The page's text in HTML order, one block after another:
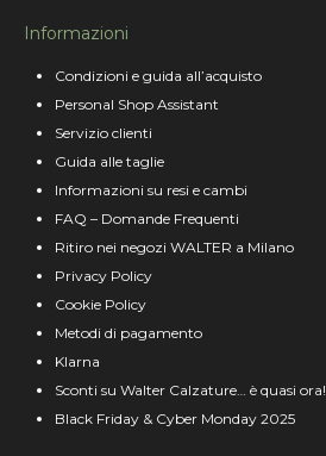
Informazioni
Condizioni e guida all’acquisto
Personal Shop Assistant
Servizio clienti
Guida alle taglie
Informazioni su resi e cambi
FAQ – Domande Frequenti
Ritiro nei negozi WALTER a Milano
Privacy Policy
Cookie Policy
Metodi di pagamento
Klarna
Sconti su Walter Calzature… è quasi ora!
Black Friday & Cyber Monday 2025